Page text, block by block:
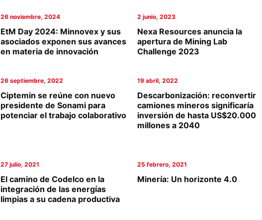
26 noviembre, 2024
EtM Day 2024: Minnovex y sus
asociados exponen sus avances
en materia de innovación
2 junio, 2023
Nexa Resources anuncia la
apertura de Mining Lab
Challenge 2023
26 septiembre, 2022
Ciptemin se reúne con nuevo
presidente de Sonami para
potenciar el trabajo colaborativo
19 abril, 2022
Descarbonización: reconvertir
camiones mineros significaría
inversión de hasta US$20.000
millones a 2040
27 julio, 2021
El camino de Codelco en la
integración de las energías
limpias a su cadena productiva
25 febrero, 2021
Minería: Un horizonte 4.0